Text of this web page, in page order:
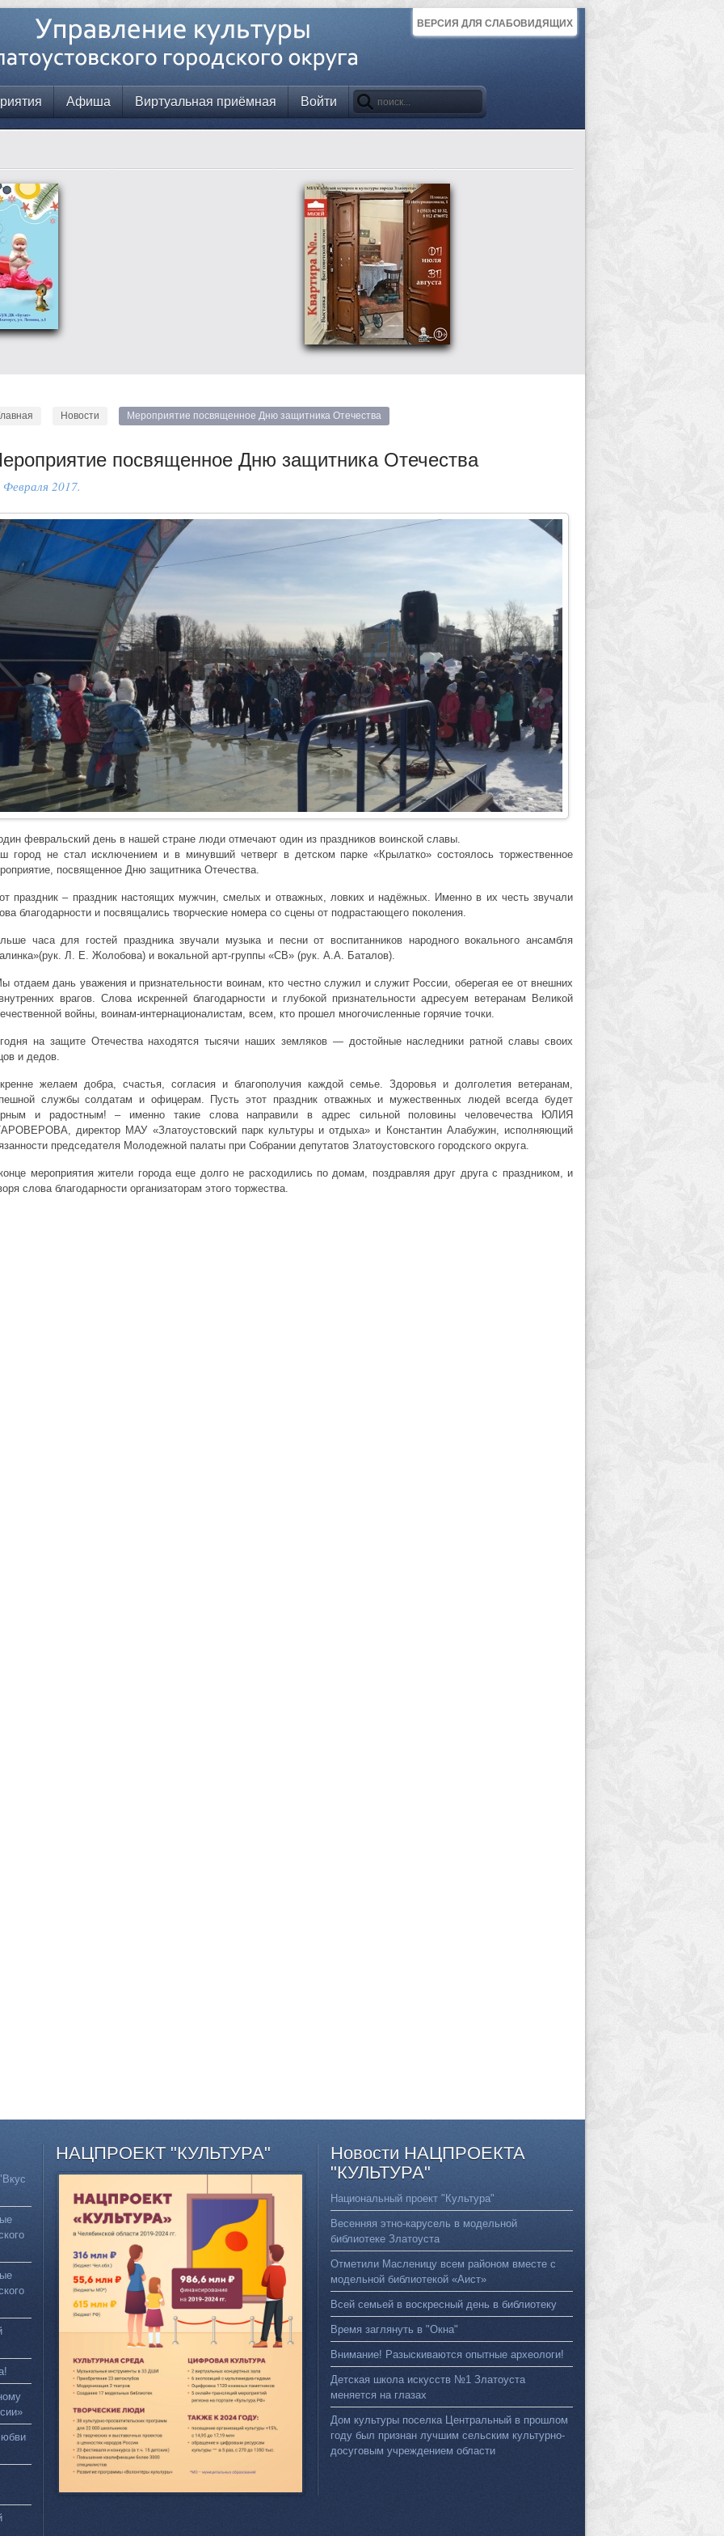
ВЕРСИЯ ДЛЯ СЛАБОВИДЯЩИХ
Афиша Виртуальная приёмная Войти
Новости Мероприятие посвященное Дню защитника Отечества
посвященное Дню защитника Отечества
Февраля 2017.
февральский день в нашей стране люди отмечают один из праздников воинской славы.
город не стал исключением и в минувший четверг в детском парке «Крылатко» состоялось торжественное
посвященное Дню защитника Отечества.
праздник – праздник настоящих мужчин, смелых и отважных, ловких и надёжных. Именно в их честь звучали
благодарности и посвящались творческие номера со сцены от подрастающего поколения.
часа для гостей праздника звучали музыка и песни от воспитанников народного вокального ансамбля
Л. Е. Жолобова) и вокальной арт-группы «СВ» (рук. А.А. Баталов).
отдаем дань уважения и признательности воинам, кто честно служил и служит России, оберегая ее от внешних
врагов. Слова искренней благодарности и глубокой признательности адресуем ветеранам Великой
войны, воинам-интернационалистам, всем, кто прошел многочисленные горячие точки.
на защите Отечества находятся тысячи наших земляков — достойные наследники ратной славы своих
и дедов.
желаем добра, счастья, согласия и благополучия каждой семье. Здоровья и долголетия ветеранам,
службы солдатам и офицерам. Пусть этот праздник отважных и мужественных людей всегда будет
и радостным! – именно такие слова направили в адрес сильной половины человечества ЮЛИЯ
директор МАУ «Златоустовский парк культуры и отдыха» и Константин Алабужин, исполняющий
председателя Молодежной палаты при Собрании депутатов Златоустовского городского округа.
мероприятия жители города еще долго не расходились по домам, поздравляя друг друга с праздником, и
слова благодарности организаторам этого торжества.
НАЦПРОЕКТ "КУЛЬТУРА" Новости НАЦПРОЕКТА
"КУЛЬТУРА"
Национальный проект "Культура"
Весенняя этно-карусель в модельной
библиотеке Златоуста
Отметили Масленицу всем районом вместе с
модельной библиотекой «Аист»
Всей семьей в воскресный день в библиотеку
Время заглянуть в "Окна"
Внимание! Разыскиваются опытные археологи!
Детская школа искусств №1 Златоуста
меняется на глазах
Дом культуры поселка Центральный в прошлом
году был признан лучшим сельским культурно-
досуговым учреждением области